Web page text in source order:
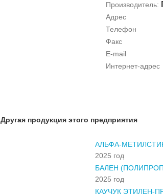
Производитель:
Адрес
Телефон
Факс
E-mail
Интернет-адрес
Другая продукция этого предприятия
АЛЬФА-
2025 год
БАЛЕН
2025 год
КАУЧУК ЭТИЛЕН-